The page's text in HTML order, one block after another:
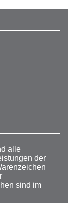
alle
der
sind im